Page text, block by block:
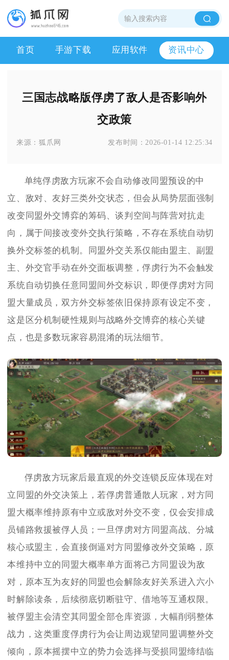
首页 手游下载 应用软件 资讯中心
三国志战略版俘虏了敌人是否影响外
交政策
来源：狐爪网 发布时间：2026-01-14 12:25:34
单纯俘虏敌方玩家不会自动修改同盟预设的中
立、敌对、友好三类外交状态，但会从局势层面强制
改变同盟外交博弈的筹码、谈判空间与阵营对抗走
向，属于间接改变外交执行策略，不存在系统自动切
换外交标签的机制。同盟外交关系仅能由盟主、副盟
主、外交官手动在外交面板调整，俘虏行为不会触发
系统自动切换任意同盟间外交标识，即便俘虏对方同
盟大量成员，双方外交标签依旧保持原有设定不变，
这是区分机制硬性规则与战略外交博弈的核心关键
点，也是多数玩家容易混淆的玩法细节。
俘虏敌方玩家后最直观的外交连锁反应体现在对
立同盟的外交决策上，若俘虏普通散人玩家，对方同
盟大概率维持原有中立或敌对外交不变，仅会安排成
员铺路救援被俘人员；一旦俘虏对方同盟高战、分城
核心或盟主，会直接倒逼对方同盟修改外交策略，原
本维持中立的同盟大概率单方面将己方同盟设为敌
对，原本互为友好的同盟也会解除友好关系进入六小
时解除读条，后续彻底切断驻守、借地等互通权限。
被俘盟主会清空其同盟全部仓库资源，大幅削弱整体
战力，这类重度俘虏行为会让周边观望同盟调整外交
倾向，原本摇摆中立的势力会选择与受损同盟缔结临